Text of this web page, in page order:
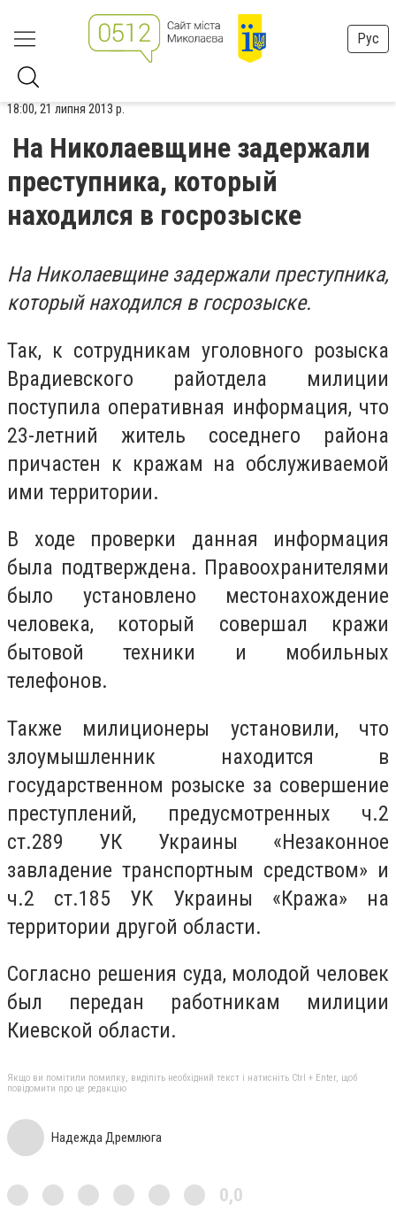
Рус
18:00, 21 липня 2013 р.
На Николаевщине задержали
преступника, который
находился в госрозыске
На Николаевщине задержали преступника,
который находился в госрозыске.
Так, к сотрудникам уголовного розыска
Врадиевского райотдела милиции
поступила оперативная информация, что
23-летний житель соседнего района
причастен к кражам на обслуживаемой
ими территории.
В ходе проверки данная информация
была подтверждена. Правоохранителями
было установлено местонахождение
человека, который совершал кражи
бытовой техники и мобильных
телефонов.
Также милиционеры установили, что
злоумышленник находится в
государственном розыске за совершение
преступлений, предусмотренных ч.2
ст.289 УК Украины «Незаконное
завладение транспортным средством» и
ч.2 ст.185 УК Украины «Кража» на
территории другой области.
Согласно решения суда, молодой человек
был передан работникам милиции
Киевской области.
Якщо ви помітили помилку, виділіть необхідний текст і натисніть Ctrl + Enter, щоб
повідомити про це редакцію
Надежда Дремлюга
0,0